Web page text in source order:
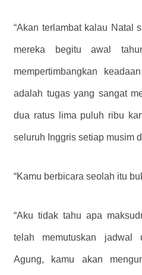
“Akan terlambat kalau Natal
mereka begitu awal
mempertimbangkan
adalah tugas yang sangat
dua ratus lima puluh ribu
seluruh Inggris setiap musim
“Kamu berbicara seolah itu
“Aku tidak tahu apa
telah memutuskan jadwal
Agung, kamu akan